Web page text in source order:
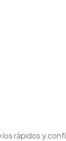
rápidos y